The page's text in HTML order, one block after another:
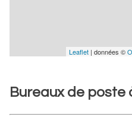
Leaflet | données ©
Bureaux de poste